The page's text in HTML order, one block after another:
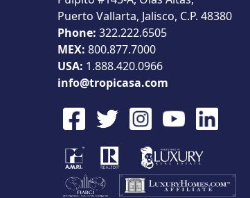
Puerto Vallarta, Jalisco, C.P. 48380
Phone:322.222.6505
MEX:800.877.7000
USA: 1.888.420.0966
info@tropicasa.com